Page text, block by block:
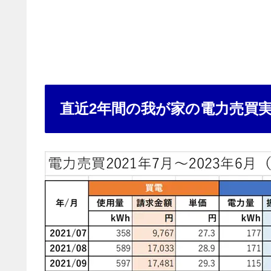
直近2年間の我が家の電力売買